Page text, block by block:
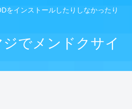
をインストールしたりしなかったり
ジでメンドクサイ